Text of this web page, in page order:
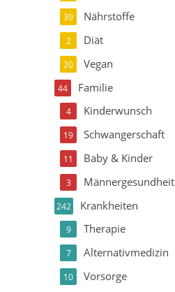
Nährstoffe
39
Diät
2
Vegan
20
Familie
44
Kinderwunsch
4
Schwangerschaft
19
Baby & Kinder
11
Männergesundheit
3
Krankheiten
242
Therapie
9
Alternativmedizin
7
Vorsorge
10